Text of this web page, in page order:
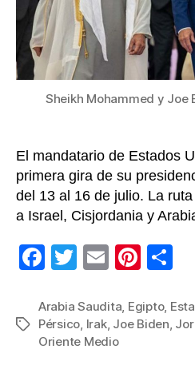
Sheikh Mohammed y Joe
El mandatario de Estados
primera gira de su
del 13 al 16 de julio. La
a Israel, Cisjordania y
F
c
e
T
tt
er
E
ail
Pi
er
e
m
p
Etiquetas
Arabia Saudita, Egipto,
Pérsico, Irak, Joe Biden,
Oriente Medio